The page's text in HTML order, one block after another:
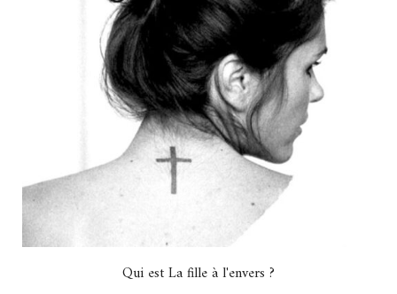
Qui est La fille à l'envers ?